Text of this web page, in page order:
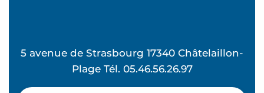
5 avenue de Strasbourg 17340 Châtelaillon-
Plage Tél. 05.46.56.26.97